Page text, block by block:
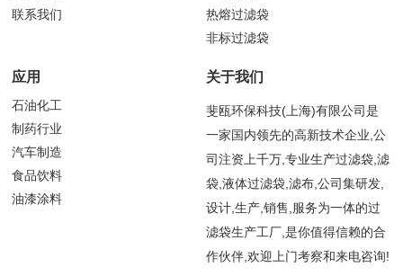
联系我们
热熔过滤袋
非标过滤袋
应用
石油化工
制药行业
汽车制造
食品饮料
油漆涂料
关于我们
斐瓯环保科技(上海)有限公司是
一家国内领先的高新技术企业,公
司注资上千万,专业生产过滤袋,滤
袋,液体过滤袋,滤布,公司集研发,
设计,生产,销售,服务为一体的过
滤袋生产工厂,是你值得信赖的合
作伙伴,欢迎上门考察和来电咨询!